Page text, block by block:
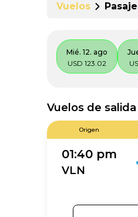
Vuelos
Mié. 12. ago
USD 123.02
Vuelos de salida
Origen
01:40 pm
VLN